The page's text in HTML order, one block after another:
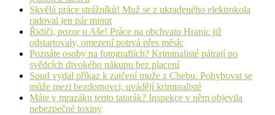
Skvělá práce strážníků! Muž se z ukradeného elektrokola
radoval jen pár minut
Řidiči, pozor u Aše! Práce na obchvatu Hranic již
odstartovaly, omezení potrvá přes měsíc
Poznáte osoby na fotografiích? Kriminalisté pátrají po
svědcích divokého nákupu bez placení
Soud vydal příkaz k zatčení muže z Chebu. Pohybovat se
může mezi bezdomovci, uvádějí kriminalisté
Máte v mrazáku tento tatarák? Inspekce v něm objevila
nebezpečné toxiny